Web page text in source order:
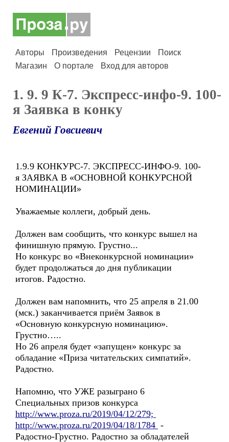
Авторы Произведения Рецензии
Поиск
Магазин
О портале Вход для авторов
1. 9. 9 К-7. Экспресс-инфо-9. 100-
я Заявка в конку
Евгений Говсиевич
1.9.9 КОНКУРС-7. ЭКСПРЕСС-ИНФО-9. 100-
я ЗАЯВКА В «ОСНОВНОЙ КОНКУРСНОЙ
НОМИНАЦИИ»
Уважаемые коллеги, добрый день.
Должен вам сообщить, что конкурс вышел на
финишную прямую. Грустно...
Но конкурс во «Внеконкурсной номинации»
будет продолжаться до дня публикации
итогов. Радостно.
Должен вам напомнить, что 25 апреля в 21.00
(мск.) заканчивается приём Заявок в
«Основную конкурсную номинацию».
Грустно…..
Но 26 апреля будет «запущен» конкурс за
обладание «Приза читательских симпатий».
Радостно.
Напомню, что УЖЕ разыграно 6
Специальных призов конкурса
http://www.proza.ru/2019/04/12/279;
http://www.proza.ru/2019/04/18/1784 -
Радостно-Грустно. Радостно за обладателей